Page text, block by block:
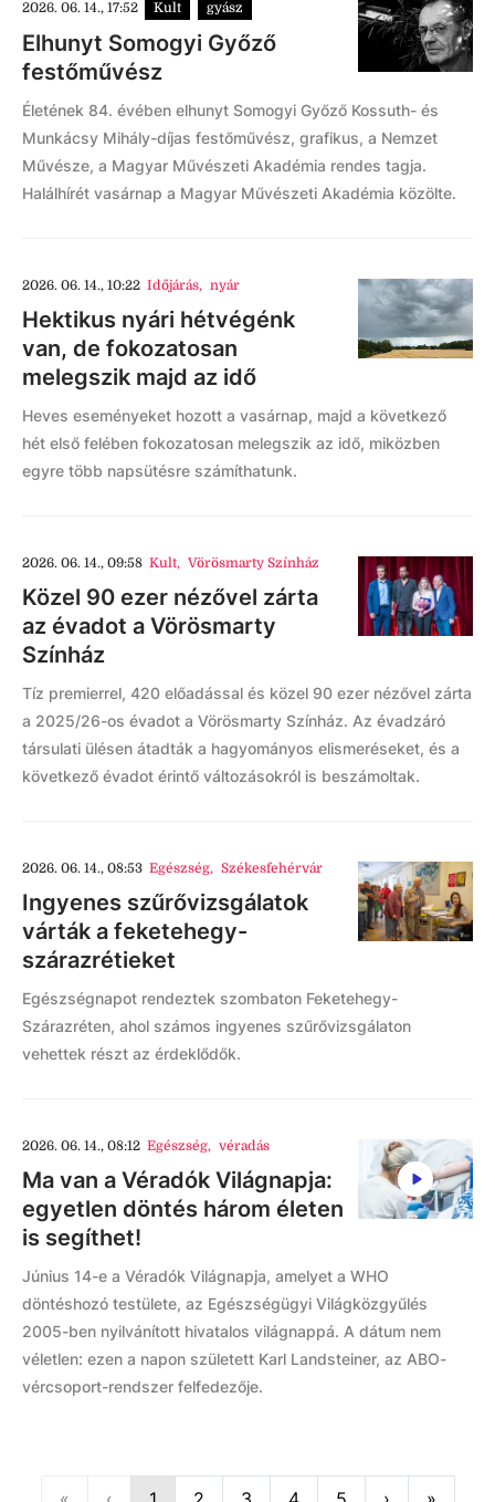
2026. 06. 14., 17:52 Kult gyász
Elhunyt Somogyi Győző
festőművész
Életének 84. évében elhunyt Somogyi Győző Kossuth- és
Munkácsy Mihály-díjas festőművész, grafikus, a Nemzet
Művésze, a Magyar Művészeti Akadémia rendes tagja.
Halálhírét vasárnap a Magyar Művészeti Akadémia közölte.
2026. 06. 14., 10:22 Időjárás, nyár
Hektikus nyári hétvégénk
van, de fokozatosan
melegszik majd az idő
Heves eseményeket hozott a vasárnap, majd a következő
hét első felében fokozatosan melegszik az idő, miközben
egyre több napsütésre számíthatunk.
2026. 06. 14., 09:58 Kult, Vörösmarty Színház
Közel 90 ezer nézővel zárta
az évadot a Vörösmarty
Színház
Tíz premierrel, 420 előadással és közel 90 ezer nézővel zárta
a 2025/26-os évadot a Vörösmarty Színház. Az évadzáró
társulati ülésen átadták a hagyományos elismeréseket, és a
következő évadot érintő változásokról is beszámoltak.
2026. 06. 14., 08:53 Egészség, Székesfehérvár
Ingyenes szűrővizsgálatok
várták a feketehegy-
szárazrétieket
Egészségnapot rendeztek szombaton Feketehegy-
Szárazréten, ahol számos ingyenes szűrővizsgálaton
vehettek részt az érdeklődők.
2026. 06. 14., 08:12 Egészség, véradás
Ma van a Véradók Világnapja:
egyetlen döntés három életen
is segíthet!
Június 14-e a Véradók Világnapja, amelyet a WHO
döntéshozó testülete, az Egészségügyi Világközgyűlés
2005-ben nyilvánított hivatalos világnappá. A dátum nem
véletlen: ezen a napon született Karl Landsteiner, az ABO-
vércsoport-rendszer felfedezője.
Previous Next Last